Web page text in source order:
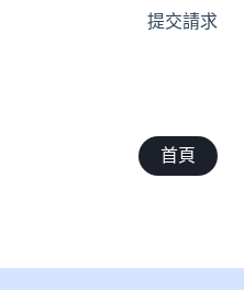
提交請求
首頁